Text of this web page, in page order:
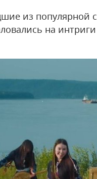
из популярной
на